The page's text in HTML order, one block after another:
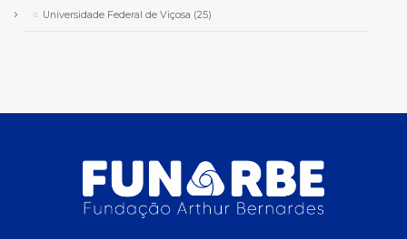
Universidade Federal de Viçosa (25)